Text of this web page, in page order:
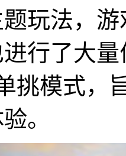
玩法，游
行了大
挑模式，
。